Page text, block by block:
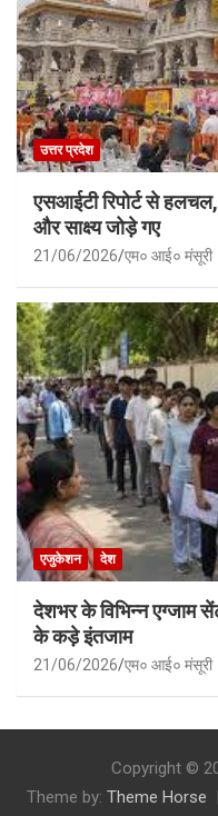
उत्तर प्रदेश
एसआईटी रिपोर्ट से
और साक्ष्य जोड़े गए
21/06/2026 एम० आई० मंसूरी
एजुकेशन देश
देशभर के विभिन्न एग्जाम
के कड़े इंतजाम
21/06/2026 एम० आई० मंसूरी
Copyright ©
Theme by: Theme Horse